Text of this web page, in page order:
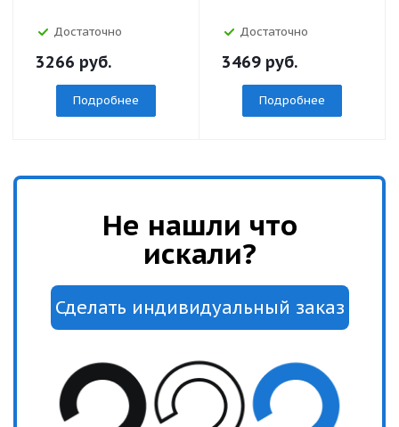
Достаточно
3266 руб.
Подробнее
Достаточно
3469 руб.
Подробнее
Не нашли что
искали?